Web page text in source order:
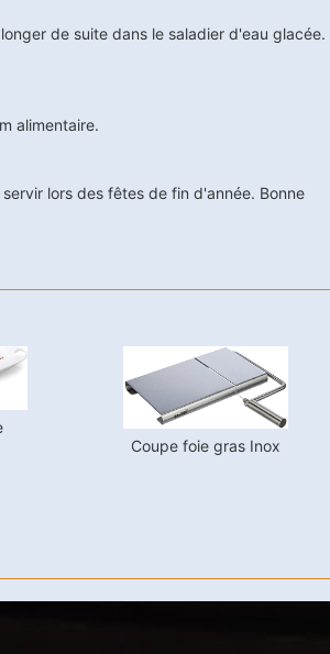
de suite dans le saladier d'eau glacée.
alimentaire.
lors des fêtes de fin d'année. Bonne
Coupe foie gras Inox